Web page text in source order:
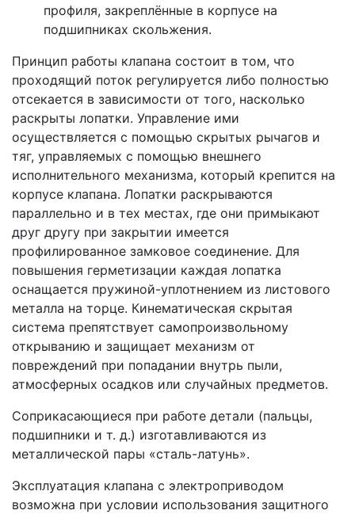
профиля, закреплённые в корпусе на
подшипниках скольжения.
Принцип работы клапана состоит в том, что
проходящий поток регулируется либо полностью
отсекается в зависимости от того, насколько
раскрыты лопатки. Управление ими
осуществляется с помощью скрытых рычагов и
тяг, управляемых с помощью внешнего
исполнительного механизма, который крепится на
корпусе клапана. Лопатки раскрываются
параллельно и в тех местах, где они примыкают
друг другу при закрытии имеется
профилированное замковое соединение. Для
повышения герметизации каждая лопатка
оснащается пружиной-уплотнением из листового
металла на торце. Кинематическая скрытая
система препятствует самопроизвольному
открыванию и защищает механизм от
повреждений при попадании внутрь пыли,
атмосферных осадков или случайных предметов.
Соприкасающиеся при работе детали (пальцы,
подшипники и т. д.) изготавливаются из
металлической пары «сталь-латунь».
Эксплуатация клапана с электроприводом
возможна при условии использования защитного